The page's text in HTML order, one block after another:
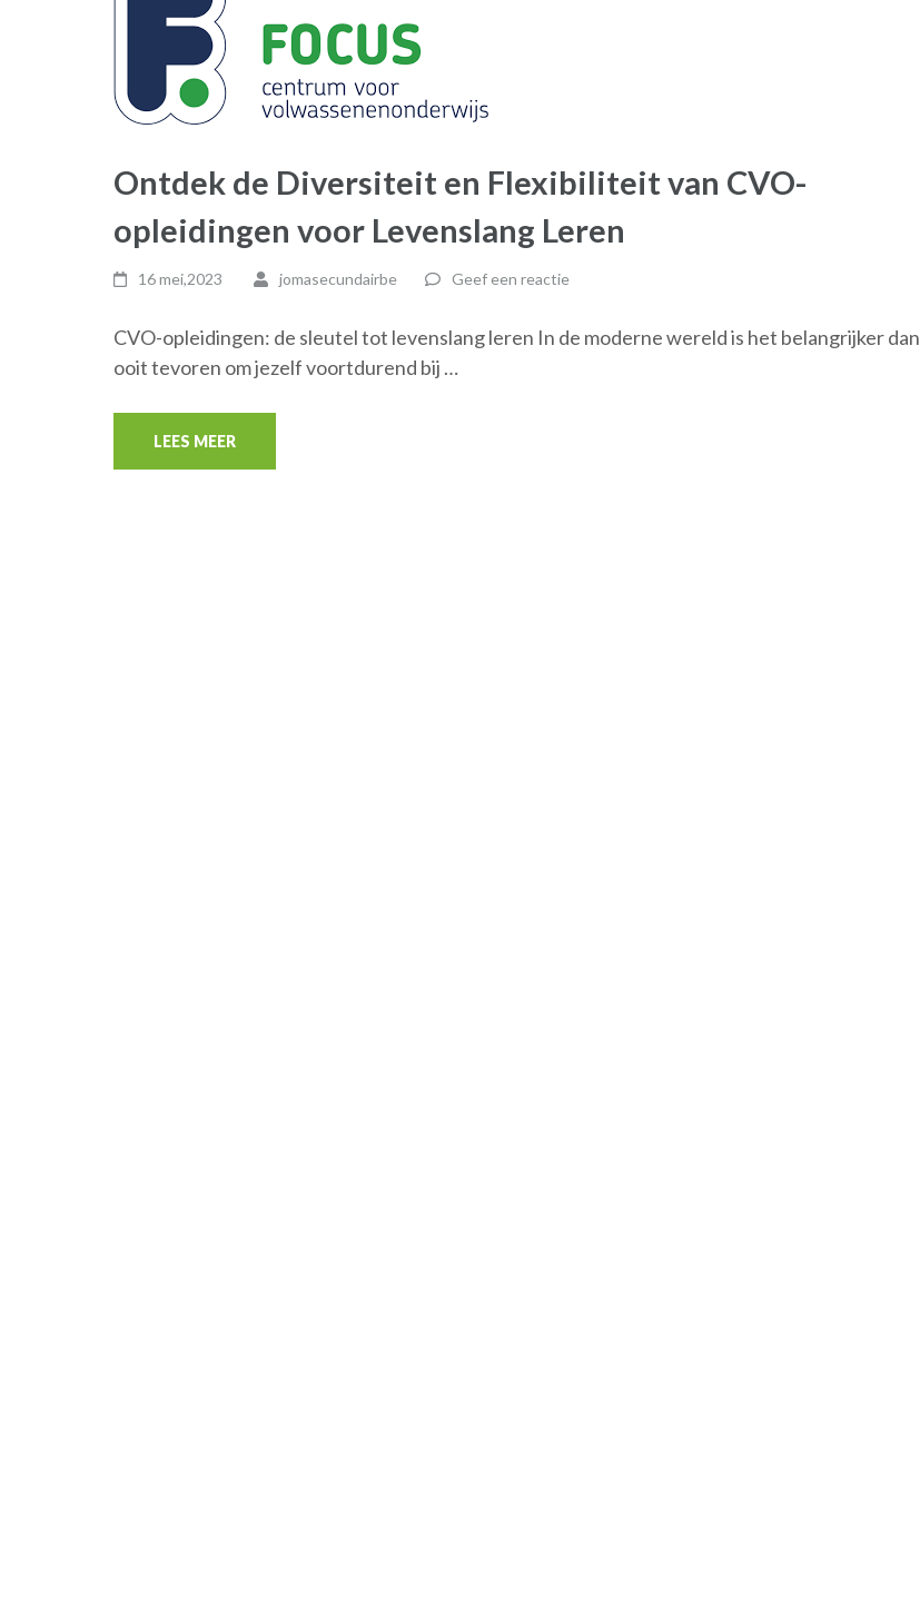
Ontdek de Diversiteit en Flexibiliteit van CVO-
opleidingen voor Levenslang Leren
16 mei,2023 jomasecundairbe Geef een reactie
CVO-opleidingen: de sleutel tot levenslang leren In de moderne wereld is het belangrijker dan
ooit tevoren om jezelf voortdurend bij …
LEES MEER